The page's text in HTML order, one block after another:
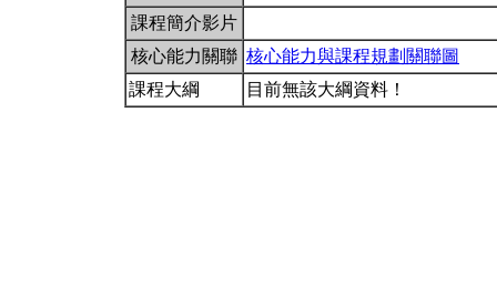
課程簡介影片
核心能力關聯 核心能力與課程規劃關聯圖
課程大綱
目前無該大綱資料！